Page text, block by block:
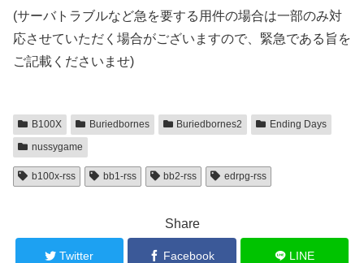
(サーバトラブルなど急を要する用件の場合は一部のみ対
応させていただく場合がございますので、緊急である旨を
ご記載くださいませ)
B100X Buriedbornes Buriedbornes2
Ending Days
nussygame
b100x-rss bb1-rss bb2-rss edrpg-rss
Share
Twitter Facebook LINE